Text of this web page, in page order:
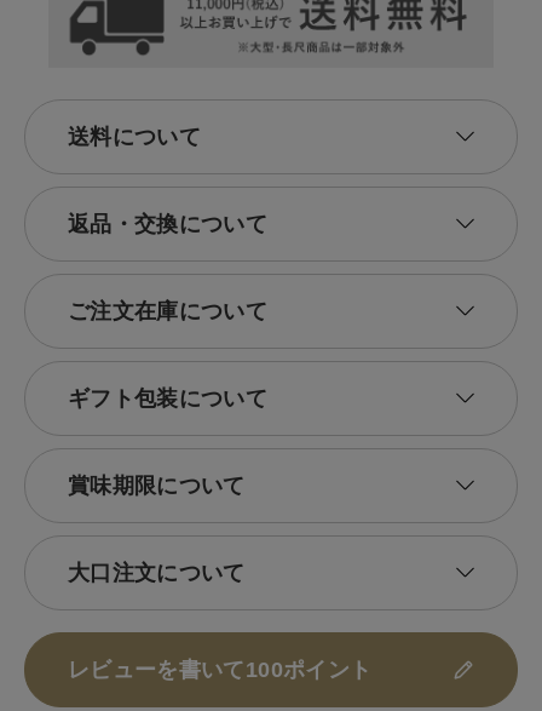
送料について
返品・交換について
ご注文在庫について
ギフト包装について
賞味期限について
大口注文について
レビューを書いて100ポイント